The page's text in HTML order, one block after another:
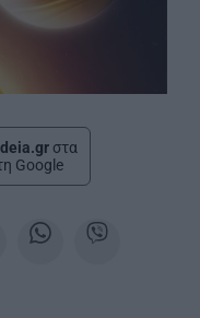
στα
Google